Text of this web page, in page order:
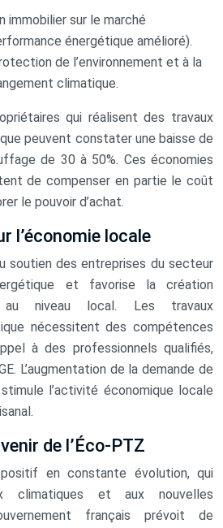
immobilier sur le marché
énergétique amélioré).
de l’environnement et à la
climatique.
qui réalisent des travaux
peuvent constater une baisse de
de 30 à 50%. Ces économies
de compenser en partie le coût
le pouvoir d’achat.
l’économie locale
soutien des entreprises du secteur
et favorise la création
au niveau local. Les travaux
nécessitent des compétences
à des professionnels qualifiés,
L’augmentation de la demande de
l’activité économique locale
de l’Éco-PTZ
en constante évolution, qui
climatiques et aux nouvelles
français prévoit de